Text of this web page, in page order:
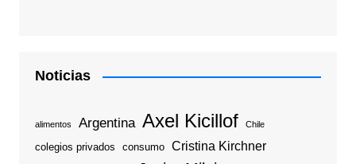
Noticias
alimentos Argentina Axel Kicillof Chile
colegios privados consumo Cristina Kirchner